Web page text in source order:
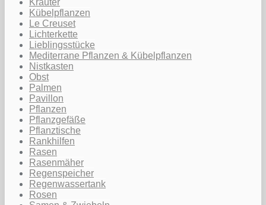
Kübelpflanzen
Le Creuset
Lichterkette
Lieblingsstücke
Mediterrane Pflanzen & Kübelpflanzen
Nistkasten
Obst
Palmen
Pavillon
Pflanzen
Pflanzgefäße
Pflanztische
Rankhilfen
Rasen
Rasenmäher
Regenspeicher
Regenwassertank
Rosen